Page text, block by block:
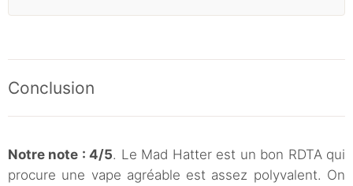
Conclusion
Notre note : 4/5. Le Mad Hatter est un bon RDTA qui
procure une vape agréable est assez polyvalent. On